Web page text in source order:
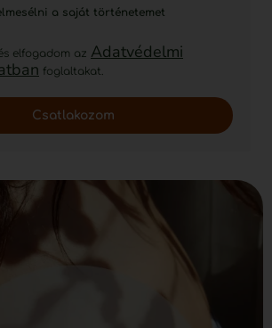
a saját történetemet
elfogadom az Adatvédelmi
foglaltakat.
Csatlakozom